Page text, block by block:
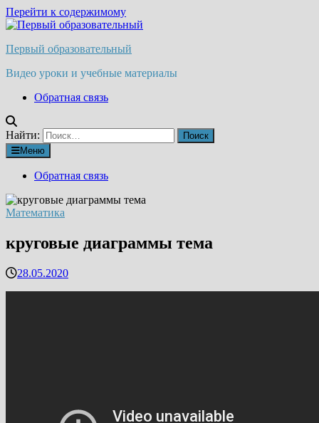
Перейти к содержимому
Первый образовательный
Видео уроки и учебные материалы
Обратная связь
Найти:
Меню
Обратная связь
Математика
круговые диаграммы тема
28.05.2020